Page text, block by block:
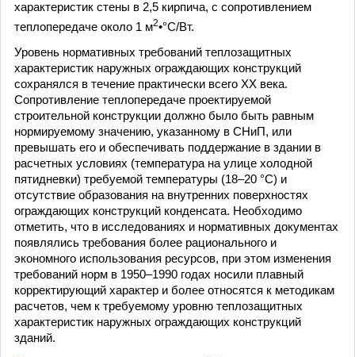
характеристик стены в 2,5 кирпича, с сопротивлением
теплопередаче около 1 м2•°С/Вт.
Уровень нормативных требований теплозащитных
характеристик наружных ограждающих конструкций
сохранялся в течение практически всего ХХ века.
Сопротивление теплопередаче проектируемой
строительной конструкции должно было быть равным
нормируемому значению, указанному в СНиП, или
превышать его и обеспечивать поддержание в здании в
расчетных условиях (температура на улице холодной
пятидневки) требуемой температуры (18–20 °С) и
отсутствие образования на внутренних поверхностях
ограждающих конструкций конденсата. Необходимо
отметить, что в исследованиях и нормативных документах
появлялись требования более рационального и
экономного использования ресурсов, при этом изменения
требований норм в 1950–1990 годах носили плавный
корректирующий характер и более относятся к методикам
расчетов, чем к требуемому уровню теплозащитных
характеристик наружных ограждающих конструкций
зданий.